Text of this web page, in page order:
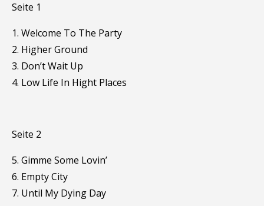
Seite 1
1. Welcome To The Party
2. Higher Ground
3. Don’t Wait Up
4. Low Life In Hight Places
Seite 2
5. Gimme Some Lovin’
6. Empty City
7. Until My Dying Day